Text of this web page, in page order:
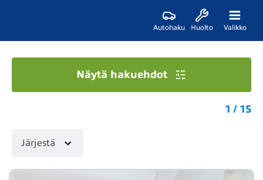
Autohaku Huolto Valikko
Näytä hakuehdot
1 / 15
Järjestä